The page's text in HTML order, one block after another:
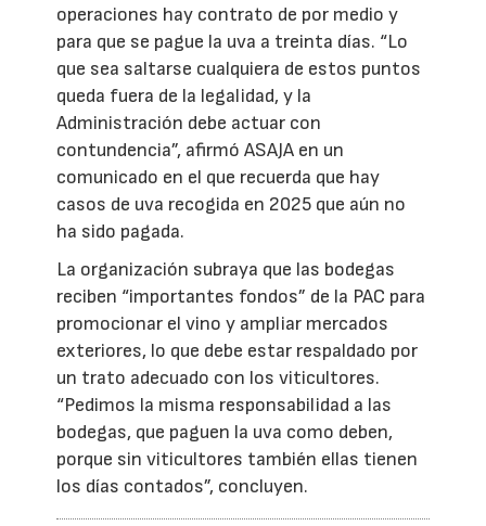
operaciones hay contrato de por medio y
para que se pague la uva a treinta días. “Lo
que sea saltarse cualquiera de estos puntos
queda fuera de la legalidad, y la
Administración debe actuar con
contundencia”, afirmó ASAJA en un
comunicado en el que recuerda que hay
casos de uva recogida en 2025 que aún no
ha sido pagada.
La organización subraya que las bodegas
reciben “importantes fondos” de la PAC para
promocionar el vino y ampliar mercados
exteriores, lo que debe estar respaldado por
un trato adecuado con los viticultores.
“Pedimos la misma responsabilidad a las
bodegas, que paguen la uva como deben,
porque sin viticultores también ellas tienen
los días contados”, concluyen.